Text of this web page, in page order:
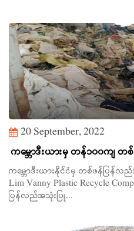
20 September, 2022
ကမ္ဘောဒီးယားမှ တန်၁၀၀ကျ
ကမ္ဘောဒီးယားနိုင်ငံမှ တစ်ဖန်ပြ
Lim Vanny Plastic Recycle
ပြန်လည်အသုံးပြု...